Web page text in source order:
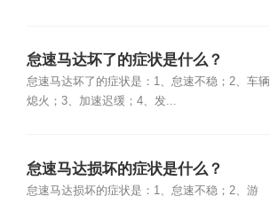
怠速马达坏了的症状是什么？
怠速马达坏了的症状是：1、怠速不稳；2、车辆
熄火；3、加速迟缓；4、发...
怠速马达损坏的症状是什么？
怠速马达损坏的症状是：1、怠速不稳；2、游